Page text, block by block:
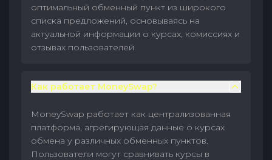
оптимальный обменный пункт из широкого
списка предложений, основываясь на
актуальной информации о курсах, комиссиях и
отзывах пользователей.
Как работает MoneySwap?
MoneySwap работает как централизованная
платформа, агрегирующая данные о курсах
обмена у различных обменных пунктов.
Пользователи могут сравнивать курсы в